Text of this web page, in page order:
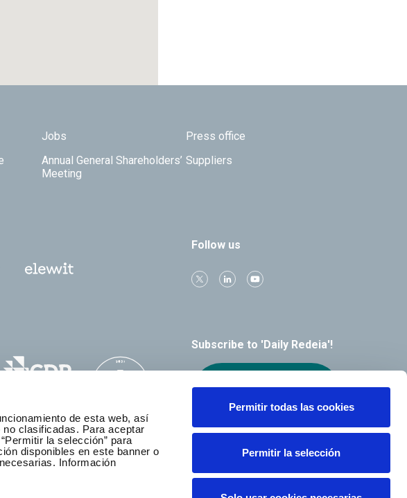
de esta web, así
clasificadas. Para aceptar
la selección” para
disponibles en este banner o
Información
Permitir todas las cookies
Permitir la selección
Jobs
Press office
Annual General Shareholders’
Meeting
Suppliers
Follow us
Subscribe to 'Daily Redeia'!
Receive our
alerts by email